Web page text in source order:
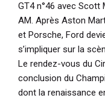
GT4 n°46 avec Scott
AM. Après Aston
et Porsche, Ford
s’impliquer sur la
Le rendez-vous du
conclusion du
dont la renaissance